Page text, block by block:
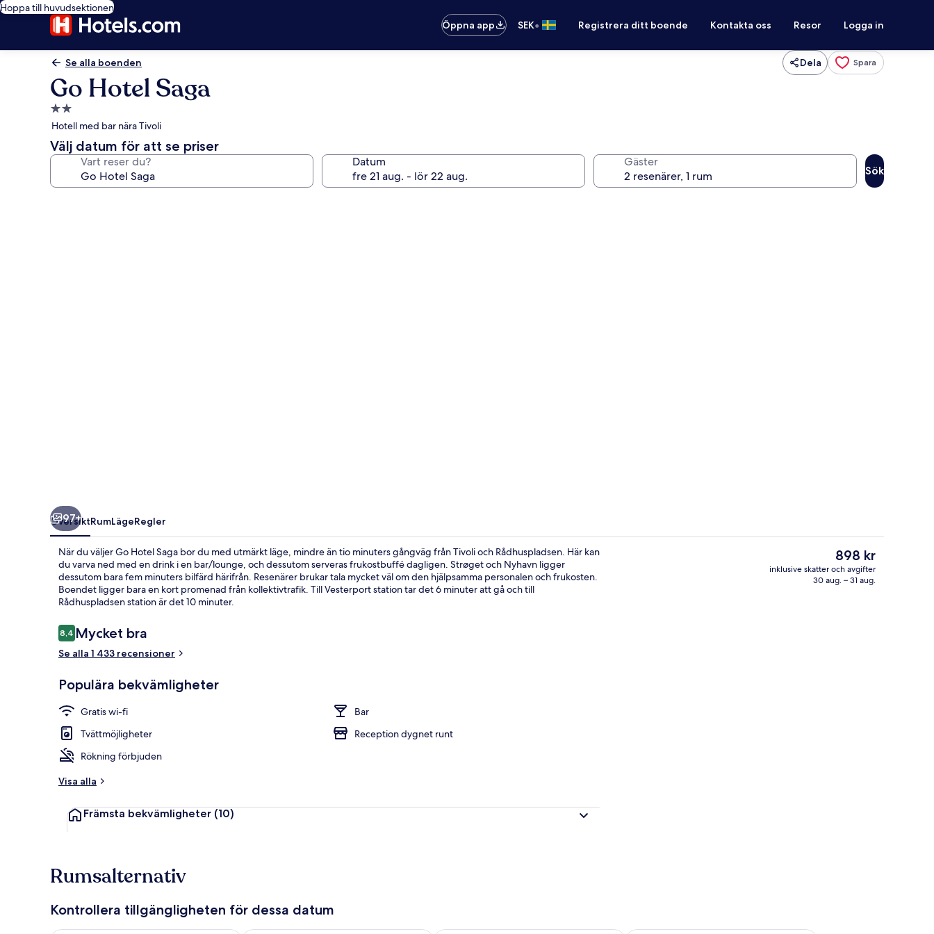
Hoppa till huvudsektionen
Öppna app
SEK• Registrera ditt boende Kontakta oss Resor Logga in
Se alla boenden Dela Spara
Go Hotel Saga
2.0-
stjärnigt
boende
Hotell med bar nära Tivoli
Välj datum för att se priser
Vart reser du? Datum Gäster
Sök
Standard fyrbäddsrum - privat badrum (Single Beds) | Skrivbord, strykjärn/strykbräda,
97+
ÖversiktRumLägeRegler
När du väljer Go Hotel Saga bor du med utmärkt läge, mindre än tio minuters gångväg från Tivoli och Rådhuspladsen. Här kan
du varva ned med en drink i en bar/lounge, och dessutom serveras frukostbuffé dagligen. Strøget och Nyhavn ligger
dessutom bara fem minuters bilfärd härifrån. Resenärer brukar tala mycket väl om den hjälpsamma personalen och frukosten.
Boendet ligger bara en kort promenad från kollektivtrafik. Till Vesterport station tar det 6 minuter att gå och till
Rådhuspladsen station är det 10 minuter.
Recensioner
8,48,4 av 10,
Mycket bra
Se alla 1 433 recensioner
Populära bekvämligheter
Gratis wi-fi
Bar
Tvättmöjligheter
Reception dygnet runt
Rökning förbjuden
Visa alla
Främsta bekvämligheter (10)
Det
nuvarande
priset
898 kr
inklusive skatter och avgifter
30 aug. – 31 aug.
Rumsalternativ
Kontrollera tillgängligheten för dessa datum